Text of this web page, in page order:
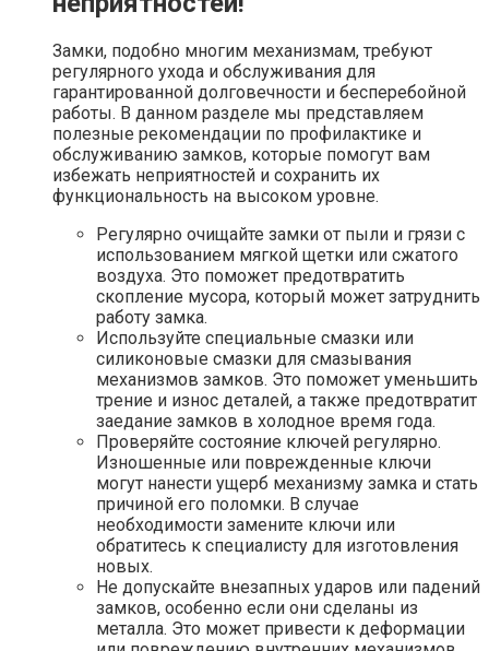
Замки, подобно многим механизмам, требуют
регулярного ухода и обслуживания для
гарантированной долговечности и бесперебойной
работы. В данном разделе мы представляем
полезные рекомендации по профилактике и
обслуживанию замков, которые помогут вам
избежать неприятностей и сохранить их
функциональность на высоком уровне.
Регулярно очищайте замки от пыли и грязи с
использованием мягкой щетки или сжатого
воздуха. Это поможет предотвратить
скопление мусора, который может затруднить
работу замка.
Используйте специальные смазки или
силиконовые смазки для смазывания
механизмов замков. Это поможет уменьшить
трение и износ деталей, а также предотвратит
заедание замков в холодное время года.
Проверяйте состояние ключей регулярно.
Изношенные или поврежденные ключи
могут нанести ущерб механизму замка и стать
причиной его поломки. В случае
необходимости замените ключи или
обратитесь к специалисту для изготовления
новых.
Не допускайте внезапных ударов или падений
замков, особенно если они сделаны из
металла. Это может привести к деформации